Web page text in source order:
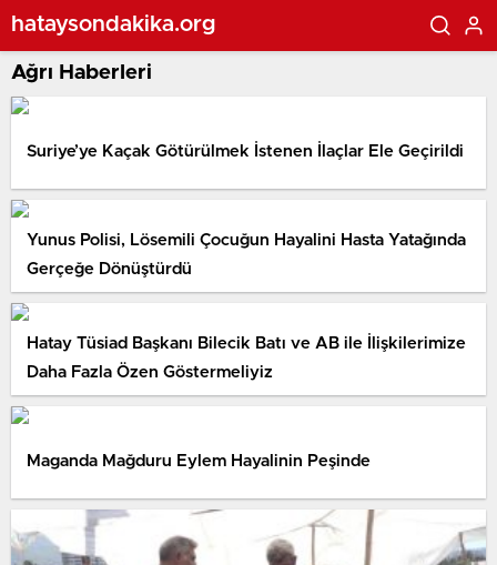
hataysondakika.org
Ağrı Haberleri
Suriye’ye Kaçak Götürülmek İstenen İlaçlar Ele Geçirildi
Yunus Polisi, Lösemili Çocuğun Hayalini Hasta Yatağında
Gerçeğe Dönüştürdü
Hatay Tüsiad Başkanı Bilecik Batı ve AB ile İlişkilerimize
Daha Fazla Özen Göstermeliyiz
Maganda Mağduru Eylem Hayalinin Peşinde